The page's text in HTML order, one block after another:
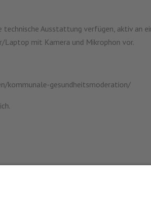
technische Ausstattung verfügen, aktiv an
Laptop mit Kamera und Mikrophon vor.
kommunale-gesundheitsmoderation/